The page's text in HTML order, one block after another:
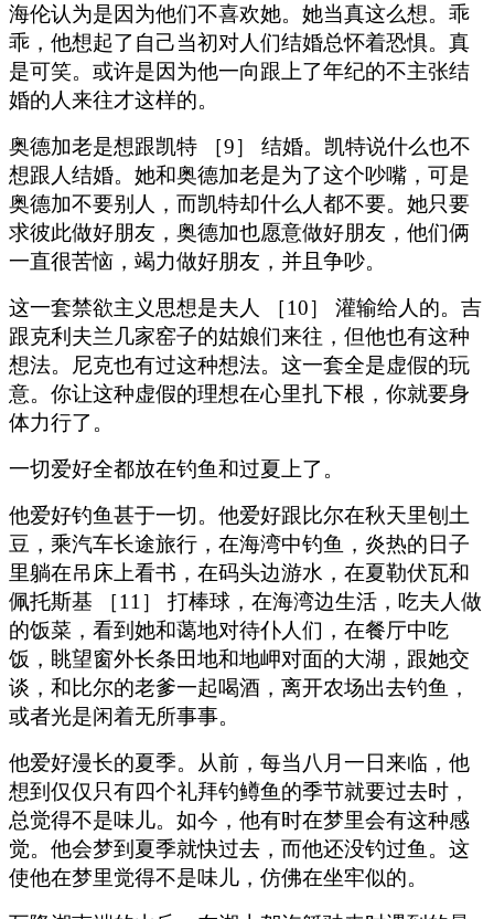
海伦认为是因为他们不喜欢她。她当真这么想。乖
乖，他想起了自己当初对人们结婚总怀着恐惧。真
是可笑。或许是因为他一向跟上了年纪的不主张结
婚的人来往才这样的。
奥德加老是想跟凯特 ［9］ 结婚。凯特说什么也不
想跟人结婚。她和奥德加老是为了这个吵嘴，可是
奥德加不要别人，而凯特却什么人都不要。她只要
求彼此做好朋友，奥德加也愿意做好朋友，他们俩
一直很苦恼，竭力做好朋友，并且争吵。
这一套禁欲主义思想是夫人 ［10］ 灌输给人的。吉
跟克利夫兰几家窑子的姑娘们来往，但他也有这种
想法。尼克也有过这种想法。这一套全是虚假的玩
意。你让这种虚假的理想在心里扎下根，你就要身
体力行了。
一切爱好全都放在钓鱼和过夏上了。
他爱好钓鱼甚于一切。他爱好跟比尔在秋天里刨土
豆，乘汽车长途旅行，在海湾中钓鱼，炎热的日子
里躺在吊床上看书，在码头边游水，在夏勒伏瓦和
佩托斯基 ［11］ 打棒球，在海湾边生活，吃夫人做
的饭菜，看到她和蔼地对待仆人们，在餐厅中吃
饭，眺望窗外长条田地和地岬对面的大湖，跟她交
谈，和比尔的老爹一起喝酒，离开农场出去钓鱼，
或者光是闲着无所事事。
他爱好漫长的夏季。从前，每当八月一日来临，他
想到仅仅只有四个礼拜钓鳟鱼的季节就要过去时，
总觉得不是味儿。如今，他有时在梦里会有这种感
觉。他会梦到夏季就快过去，而他还没钓过鱼。这
使他在梦里觉得不是味儿，仿佛在坐牢似的。